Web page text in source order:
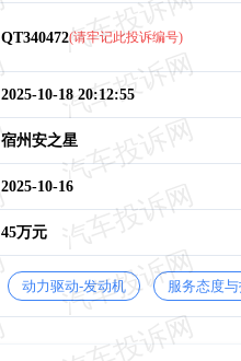
QT340472(请牢记此投诉编号)
2025-10-18 20:12:55
宿州安之星
2025-10-16
45万元
动力驱动-发动机 服务态度